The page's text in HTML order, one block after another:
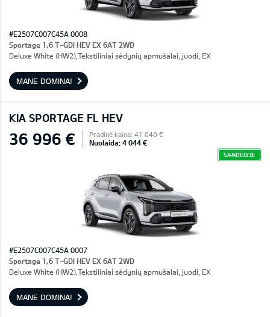
#E2507C007C45A 0008
Sportage 1,6 T-GDI HEV EX 6AT 2WD
Deluxe White (HW2),Tekstiliniai sėdynių apmušalai, juodi, EX
MANE DOMINA!
KIA SPORTAGE FL HEV
36 996 € Pradinė kaina: 41 040 €
Nuolaida: 4 044 €
SANDĖLYJE
#E2507C007C45A 0007
Sportage 1,6 T-GDI HEV EX 6AT 2WD
Deluxe White (HW2),Tekstiliniai sėdynių apmušalai, juodi, EX
MANE DOMINA!